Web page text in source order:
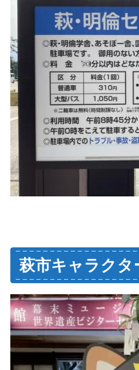
萩市キャラクタ